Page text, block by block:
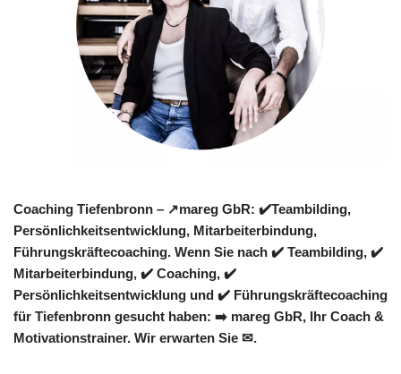
Coaching Tiefenbronn – ↗️mareg GbR: ✔️Teambilding,
Persönlichkeitsentwicklung, Mitarbeiterbindung,
Führungskräftecoaching. Wenn Sie nach ✔️ Teambilding, ✔️
Mitarbeiterbindung, ✔️ Coaching, ✔️
Persönlichkeitsentwicklung und ✔️ Führungskräftecoaching
für Tiefenbronn gesucht haben: ➡️ mareg GbR, Ihr Coach &
Motivationstrainer. Wir erwarten Sie ✉.